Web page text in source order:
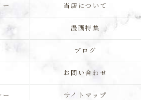
ー 当店について
漫画特集
ブログ
お問い合わせ
ー サイトマップ